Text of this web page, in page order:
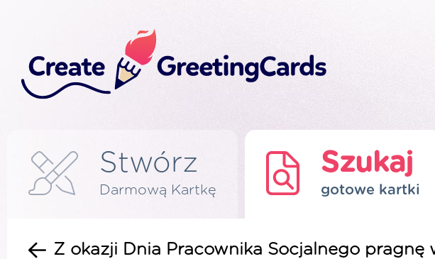
Stwórz
Darmową Kartkę
Szukaj
gotowe kartki
Z okazji Dnia Pracownika Socjalnego